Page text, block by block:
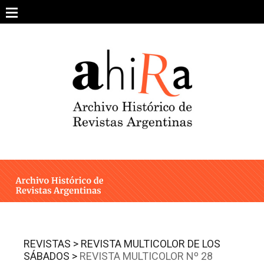
content
ARCHIVO DE REVISTAS
ESTUDIOS CRÍTICOS
INTEGRANTES
CONTACTO
REVISTAS > REVISTA MULTICOLOR DE LOS
SÁBADOS > REVISTA MULTICOLOR Nº 28